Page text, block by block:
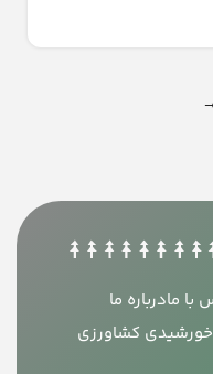
→
با مادرباره ما
خورشیدی کشاورزی